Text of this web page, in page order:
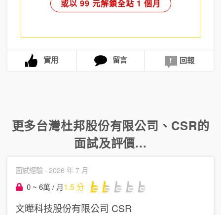
或以 99 元解鎖全站 1 個月
實用 留言 回報
更多台灣杜邦股份有限公司 、 CSR的
面試及評價...
面試經驗 · 2026 年 7 月
0 ~ 6萬 / 月1.5分
文曄科技股份有限公司 CSR